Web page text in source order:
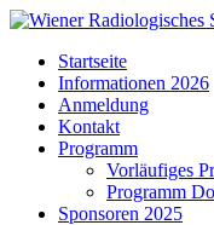
Startseite
Informationen 2026
Anmeldung
Kontakt
Programm
Vorläufiges
Programm
Sponsoren 2025